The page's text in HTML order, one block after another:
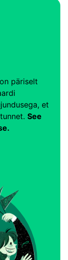
päriselt
et
See